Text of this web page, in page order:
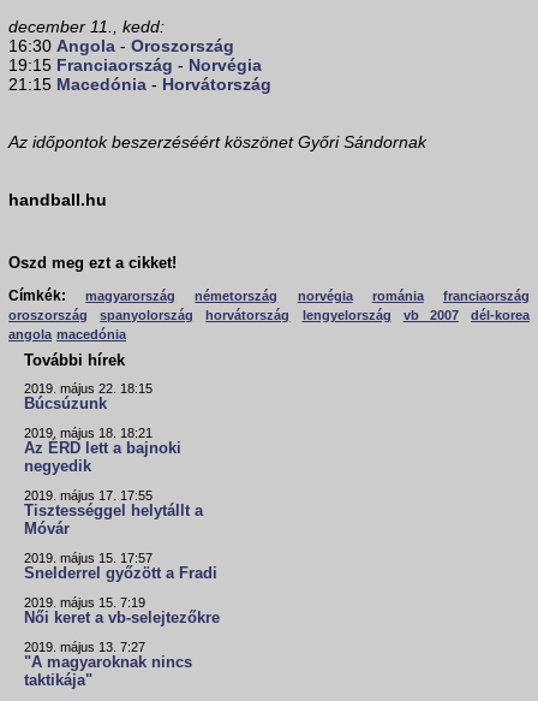
december 11., kedd:
16:30 Angola - Oroszország
19:15 Franciaország - Norvégia
21:15 Macedónia - Horvátország
Az időpontok beszerzéséért köszönet Győri Sándornak
handball.hu
Oszd meg ezt a cikket!
Címkék:
magyarország németország norvégia románia
franciaország
oroszország
spanyolország horvátország lengyelország vb 2007
dél-korea
angola macedónia
További hírek
2019. május 22. 18:15
Búcsúzunk
2019. május 18. 18:21
Az ÉRD lett a bajnoki
negyedik
2019. május 17. 17:55
Tisztességgel helytállt a
Móvár
2019. május 15. 17:57
Snelderrel győzött a Fradi
2019. május 15. 7:19
Női keret a vb-selejtezőkre
2019. május 13. 7:27
"A magyaroknak nincs
taktikája"